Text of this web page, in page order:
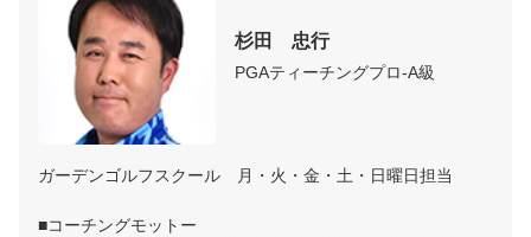
杉田　忠行
PGAティーチングプロ-A級
ガーデンゴルフスクール　月・火・金・土・日曜日担当
■コーチングモットー